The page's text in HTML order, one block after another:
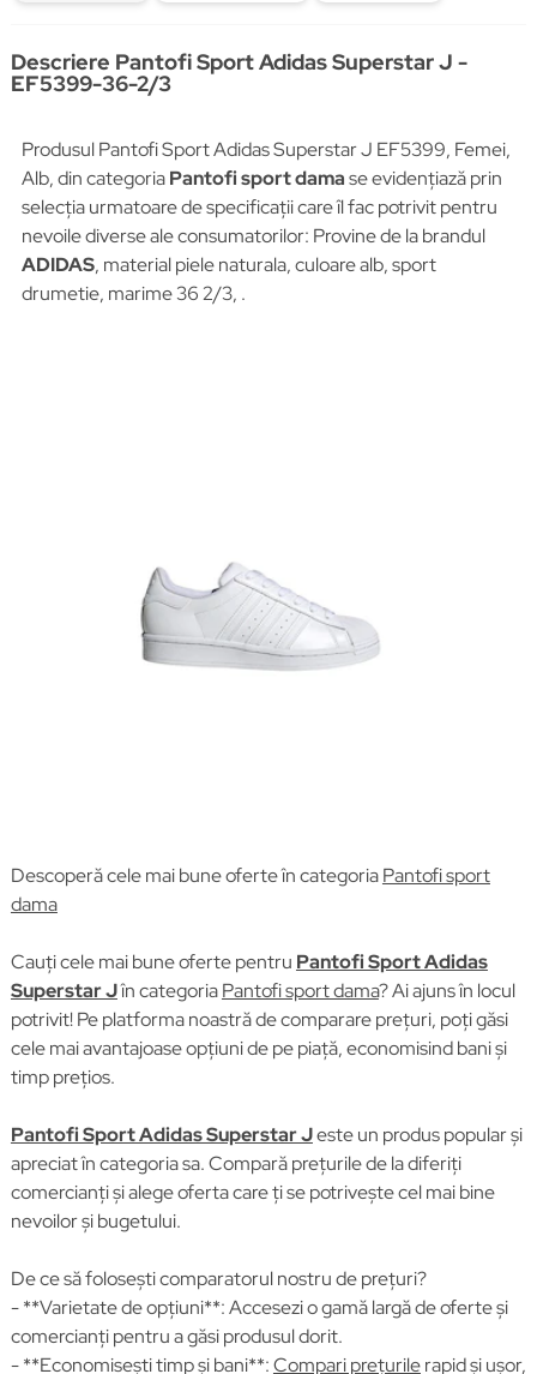
Descriere Pantofi Sport Adidas Superstar J -
EF5399-36-2/3
Produsul Pantofi Sport Adidas Superstar J EF5399, Femei,
Alb, din categoriaPantofi sport damase evidențiază prin
selecția urmatoare de specificații care îl fac potrivit pentru
nevoile diverse ale consumatorilor: Provine de la brandul
ADIDAS, material piele naturala, culoare alb, sport
drumetie, marime 36 2/3, .
Descoperă cele mai bune oferte în categoriaPantofi sport
dama
Cauți cele mai bune oferte pentru Pantofi Sport Adidas
Superstar Jîn categoriaPantofi sport dama? Ai ajuns în locul
potrivit! Pe platforma noastră de comparare prețuri, poți găsi
cele mai avantajoase opțiuni de pe piață, economisind bani și
timp prețios.
Pantofi Sport Adidas Superstar Jeste un produs popular și
apreciat în categoria sa. Compară prețurile de la diferiți
comercianți și alege oferta care ți se potrivește cel mai bine
nevoilor și bugetului.
De ce să folosești comparatorul nostru de prețuri?
- **Varietate de opțiuni**: Accesezi o gamă largă de oferte și
comercianți pentru a găsi produsul dorit.
- **Economisești timp și bani**:Compari prețurilerapid și ușor,